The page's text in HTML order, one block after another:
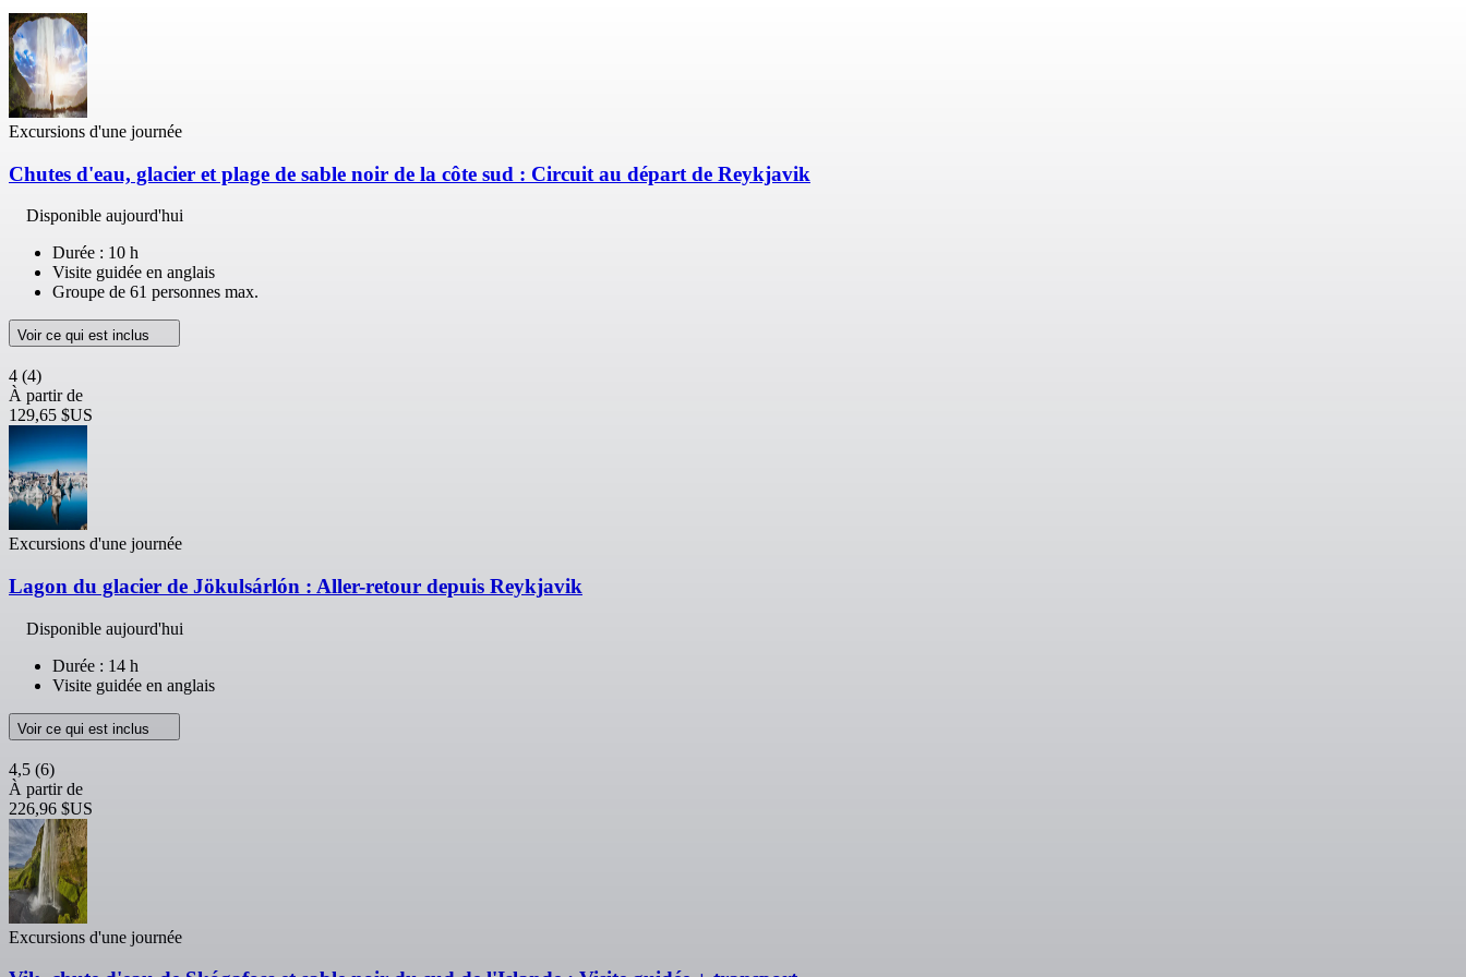
Excursions d'une journée
Chutes d'eau, glacier et plage de sable noir de la côte sud : Circuit au départ de Reykjavik
Disponible aujourd'hui
Durée : 10 h
Visite guidée en anglais
Groupe de 61 personnes max.
Voir ce qui est inclus
4 (4)
À partir de
129,65 $US
Excursions d'une journée
Lagon du glacier de Jökulsárlón : Aller-retour depuis Reykjavik
Disponible aujourd'hui
Durée : 14 h
Visite guidée en anglais
Voir ce qui est inclus
4,5 (6)
À partir de
226,96 $US
Excursions d'une journée